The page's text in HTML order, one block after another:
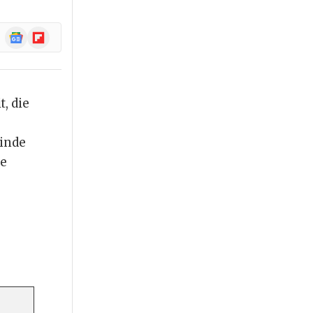
Google
News
Flipboard
die